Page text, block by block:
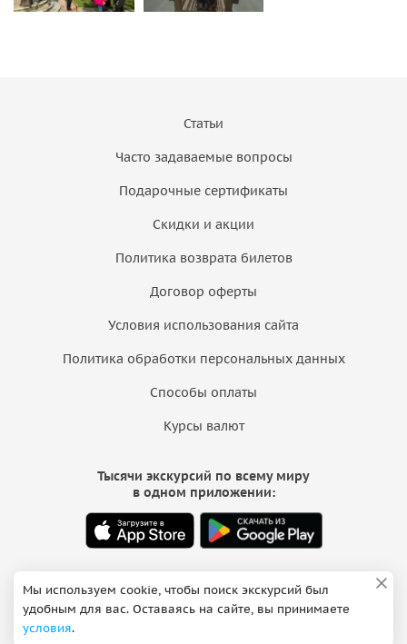
Статьи
Часто задаваемые вопросы
Подарочные сертификаты
Скидки и акции
Политика возврата билетов
Договор оферты
Условия использования сайта
Политика обработки персональных данных
Способы оплаты
Курсы валют
Санкт-Петербург
Санкт-Петербург, Большой пр. В.О. 18A, пом. 48Н
Тысячи экскурсий по всему миру
в одном приложении:
Мы используем cookie, чтобы поиск экскурсий был
удобным для вас. Оставаясь на сайте, вы принимаете
условия.